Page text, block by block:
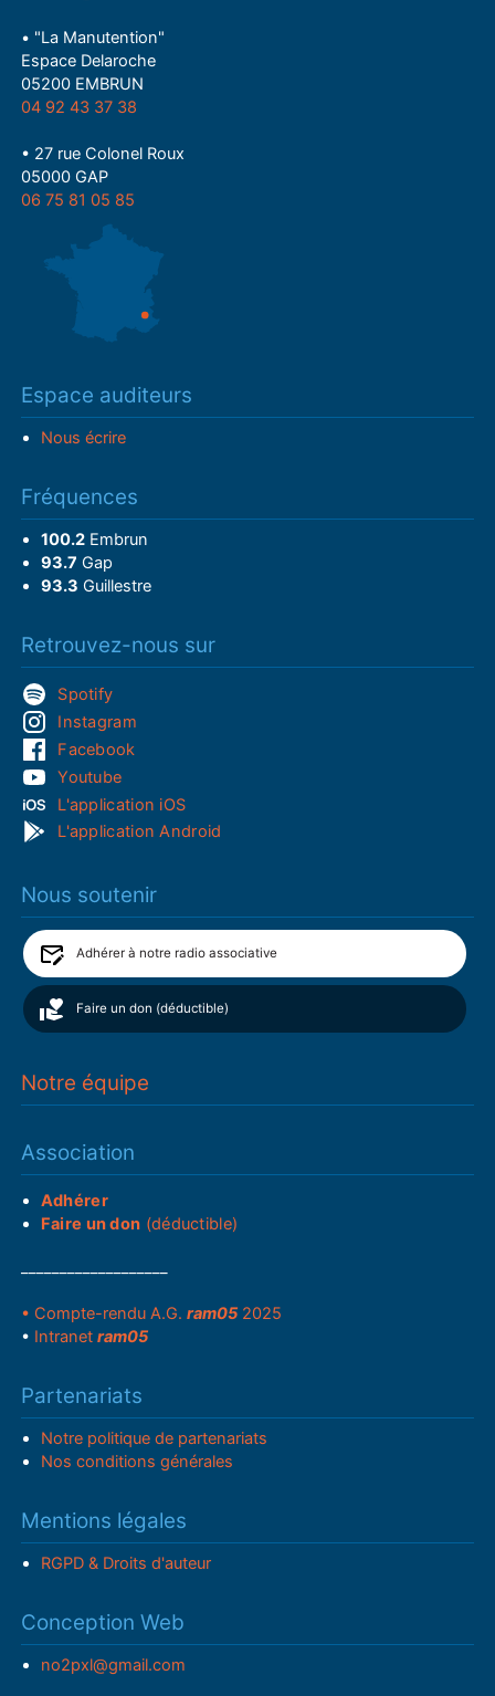
• "La Manutention"
Espace Delaroche
05200 EMBRUN
04 92 43 37 38
• 27 rue Colonel Roux
05000 GAP
06 75 81 05 85
Espace auditeurs
Nous écrire
Fréquences
100.2Embrun
93.7 Gap
93.3 Guillestre
Retrouvez-nous sur
Spotify
Instagram
Facebook
Youtube
L'application iOS
L'application Android
Nous soutenir
Adhérer à notre radio associative
Faire un don (déductible)
Notre équipe
Association
Adhérer
Faire un don (déductible)
• Compte-rendu A.G.ram05 2025
• Intranetram05
Partenariats
Notre politique de partenariats
Nos conditions générales
Mentions légales
RGPD & Droits d'auteur
Conception Web
no2pxl@gmail.com